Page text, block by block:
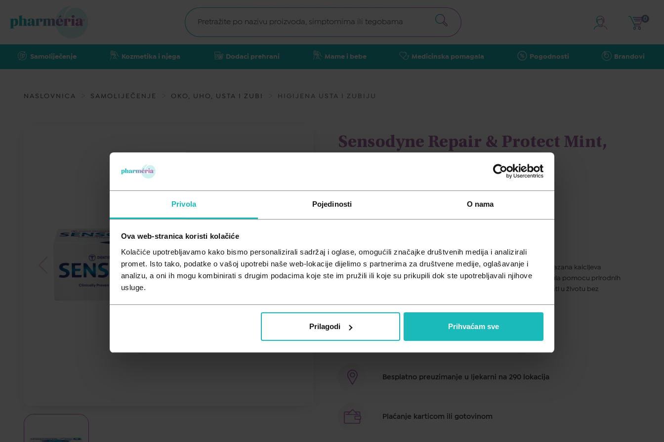
Privola Pojedinosti O nama
Ova web-stranica koristi kolačiće
Kolačiće upotrebljavamo kako bismo personalizirali sadržaj i oglase, omogućili značajke društvenih medija i analizirali
promet. Isto tako, podatke o vašoj upotrebi naše web-lokacije dijelimo s partnerima za društvene medije, oglašavanje i
analizu, a oni ih mogu kombinirati s drugim podacima koje ste im pružili ili koje su prikupili dok ste upotrebljavali njihove
usluge.
Prilagodi Prihvaćam sve
Samoliječenje Kozmetika i njega Dodaci prehrani Mame i bebe Medicinska pomagala Pogodnosti Brandovi
0
NASLOVNICA SAMOLIJEČENJE OKO, UHO, USTA I ZUBI HIGIJENA USTA I ZUBIJU
Sensodyne Repair & Protect Mint,
7,33 €
Sensodyne Repair & Protect, s tehnologijom NOVAMIN, klinicki je dokazana kalcijeva
formulacija. Doprinosi obnovi duboko u unutrašnjosti dentinskih tubula pomocu prirodnih
građevnih tvari zuba. Olakšava bolnu osjetljivost pomažuci Vam uživati u životu bez
Besplatno preuzimanje u ljekarni na 290 lokacija
Plaćanje karticom ili gotovinom